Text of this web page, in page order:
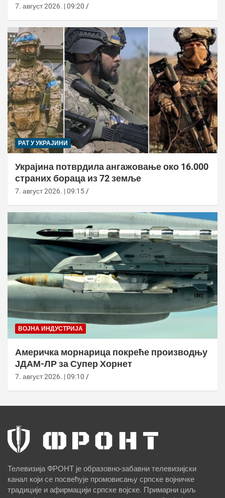
7. август 2026. | 09:20
РАТ У УКРАЈИНИ
Украјина потврдила ангажовање око 16.000
страних бораца из 72 земље
7. август 2026. | 09:15
ВОЈНА ИНДУСТРИЈА
Америчка морнарица покреће производњу
ЈДАМ-ЛР за Супер Хорнет
7. август 2026. | 09:10
Телевизија ФРОНТ је образовно-забавни телевизијски
канал који се посвећује промовисању српске војничке
традиције и афирмацији српске војске. Примарни циљ